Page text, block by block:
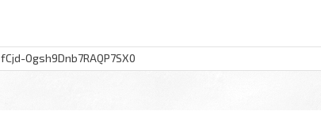
fCjd-Ogsh9Dnb7RAQP7SX0